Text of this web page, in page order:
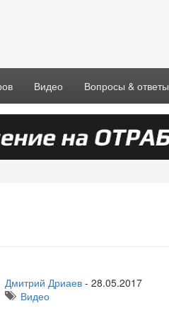
Видео Вопросы & ответы
Дмитрий Дриаев- 28.05.2017
Видео